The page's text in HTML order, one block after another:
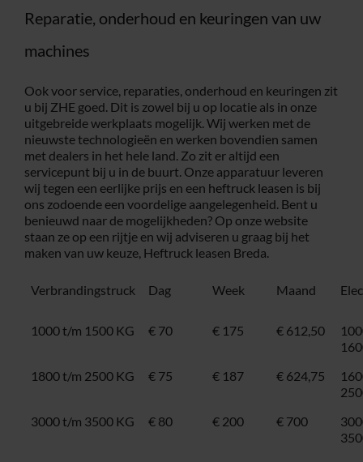
Reparatie, onderhoud en keuringen van uw
machines
Ook voor service, reparaties, onderhoud en keuringen zit
u bij ZHE goed. Dit is zowel bij u op locatie als in onze
uitgebreide werkplaats mogelijk. Wij werken met de
nieuwste technologieën en werken bovendien samen
met dealers in het hele land. Zo zit er altijd een
servicepunt bij u in de buurt. Onze apparatuur leveren
wij tegen een eerlijke prijs en een heftruck leasen is bij
ons zodoende een voordelige aangelegenheid. Bent u
benieuwd naar de mogelijkheden? Op onze website
staan ze op een rijtje en wij adviseren u graag bij het
maken van uw keuze, Heftruck leasen Breda.
Verbrandingstruck Dag Week Maand
1000 t/m 1500 KG € 70 € 175 € 612,50
1800 t/m 2500 KG
€ 75 € 187 € 624,75
3000 t/m 3500 KG
€ 80 € 200 € 700